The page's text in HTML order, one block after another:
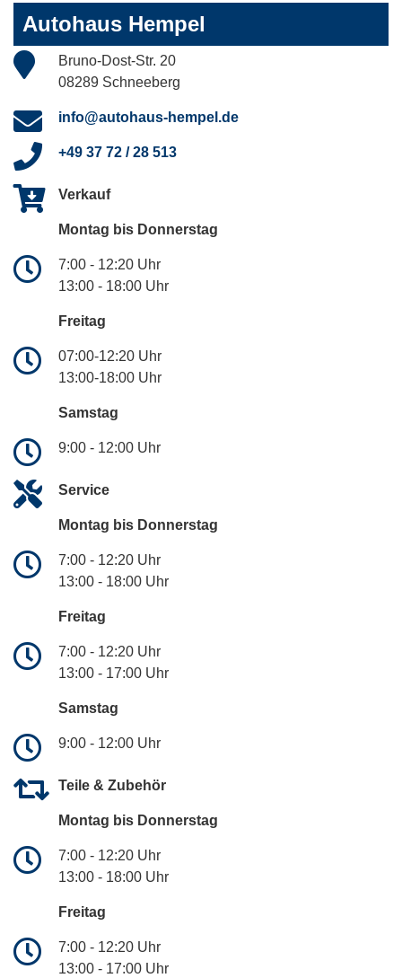
Autohaus Hempel
Bruno-Dost-Str. 20
08289 Schneeberg
info@autohaus-hempel.de
+49 37 72 / 28 513
Verkauf
Montag bis Donnerstag
7:00 - 12:20 Uhr
13:00 - 18:00 Uhr
Freitag
07:00-12:20 Uhr
13:00-18:00 Uhr
Samstag
9:00 - 12:00 Uhr
Service
Montag bis Donnerstag
7:00 - 12:20 Uhr
13:00 - 18:00 Uhr
Freitag
7:00 - 12:20 Uhr
13:00 - 17:00 Uhr
Samstag
9:00 - 12:00 Uhr
Teile & Zubehör
Montag bis Donnerstag
7:00 - 12:20 Uhr
13:00 - 18:00 Uhr
Freitag
7:00 - 12:20 Uhr
13:00 - 17:00 Uhr